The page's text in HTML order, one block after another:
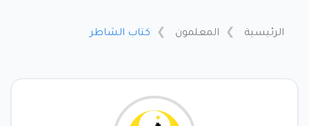
الرئيسية المعلمون كتاب الشاطر